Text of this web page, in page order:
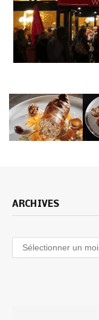
ARCHIVES
Archives